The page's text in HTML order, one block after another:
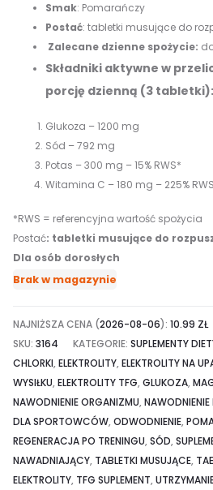
Smak: Pomarańczy
Postać: tabletki musujące do
Zalecane dzienne spożycie:
Składniki aktywne w
porcję dzienną (3 tabletki):
Glukoza – 1200 mg
Sód – 792 mg
Potas – 300 mg – 15% RWS*
Witamina C – 180 mg – 225%
*RWS = referencyjna wartość spożycia
Postać: tabletki musujące do
Dla osób dorosłych
Brak w magazynie
NAJNIŻSZA CENA (2026-08-06):10.99 ZŁ
SKU:3164 KATEGORIE:SUPLEMENTY
CHLORKI,ELEKTROLITY,ELEKTROLITY NA
WYSIŁKU,ELEKTROLITY TFG,GLUKOZA,
NAWODNIENIE ORGANIZMU,NAWODNIENIE
DLA SPORTOWCÓW,ODWODNIENIE,
REGENERACJA PO TRENINGU,SÓD,
NAWADNIAJĄCY, TABLETKI MUSUJĄCE,
ELEKTROLITY, TFG SUPLEMENT,